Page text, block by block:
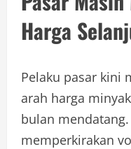
Harga
Pelaku pasar kini
arah harga
bulan
memperkirakan